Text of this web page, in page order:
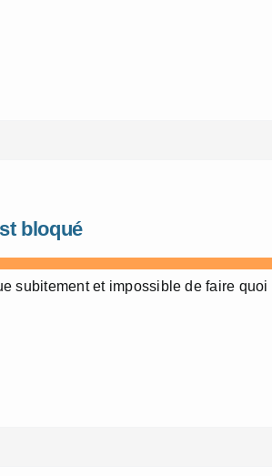
bloqué
subitement et impossible de faire quoi